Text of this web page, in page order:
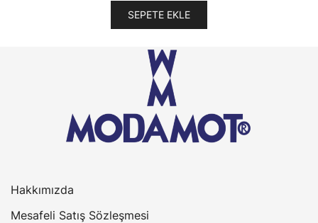
SEPETE EKLE
Hakkımızda
Mesafeli Satış Sözleşmesi